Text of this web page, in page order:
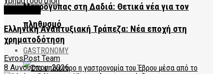
Μαυρόγυπας στη Δαδιά: Θετικά νέα για τον
πληθυσμό
GASTRONOMY
Ελληνική Αναπτυξιακή Τράπεζα: Νέα εποχή στη
χρηματοδότηση
EvrosPost Team
8 Αυγούστου, 2026